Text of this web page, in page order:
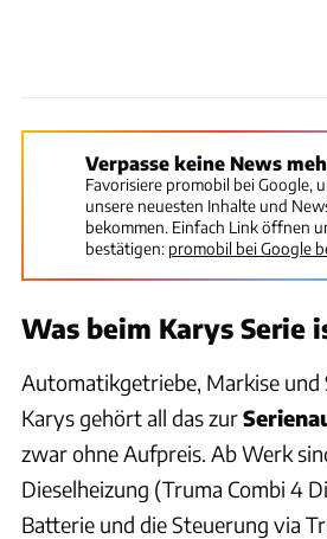
Verpasse keine News
Favorisiere promobil bei Google,
unsere neuesten Inhalte und
bekommen. Einfach Link öffnen
bestätigen: promobil bei Google
Was beim Karys Serie
Automatikgetriebe, Markise und
Karys gehört all das zur
zwar ohne Aufpreis. Ab Werk
Dieselheizung (Truma Combi 4
Batterie und die Steuerung via